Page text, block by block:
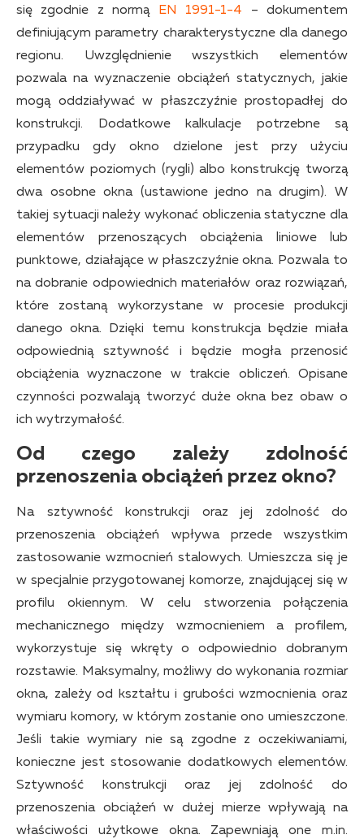
się zgodnie z normą
EN 1991-1-4 – dokumentem
definiującym parametry charakterystyczne dla danego
regionu. Uwzględnienie wszystkich elementów
pozwala na wyznaczenie obciążeń statycznych, jakie
mogą oddziaływać w płaszczyźnie prostopadłej do
konstrukcji. Dodatkowe kalkulacje potrzebne są
przypadku gdy okno dzielone jest przy użyciu
elementów poziomych (rygli) albo konstrukcję tworzą
dwa osobne okna (ustawione jedno na drugim). W
takiej sytuacji należy wykonać obliczenia statyczne dla
elementów przenoszących obciążenia liniowe lub
punktowe, działające w płaszczyźnie okna. Pozwala to
na dobranie odpowiednich materiałów oraz rozwiązań,
które zostaną wykorzystane w procesie produkcji
danego okna. Dzięki temu konstrukcja będzie miała
odpowiednią sztywność i będzie mogła przenosić
obciążenia wyznaczone w trakcie obliczeń. Opisane
czynności pozwalają tworzyć duże okna bez obaw o
ich wytrzymałość.
Od czego zależy zdolność
przenoszenia obciążeń przez okno?
Na sztywność konstrukcji oraz jej zdolność do
przenoszenia obciążeń wpływa przede wszystkim
zastosowanie wzmocnień stalowych. Umieszcza się je
w specjalnie przygotowanej komorze, znajdującej się w
profilu okiennym. W celu stworzenia połączenia
mechanicznego między wzmocnieniem a profilem,
wykorzystuje się wkręty o odpowiednio dobranym
rozstawie. Maksymalny, możliwy do wykonania rozmiar
okna, zależy od kształtu i grubości wzmocnienia oraz
wymiaru komory, w którym zostanie ono umieszczone.
Jeśli takie wymiary nie są zgodne z oczekiwaniami,
konieczne jest stosowanie dodatkowych elementów.
Sztywność konstrukcji oraz jej zdolność do
przenoszenia obciążeń w dużej mierze wpływają na
właściwości użytkowe okna. Zapewniają one m.in.